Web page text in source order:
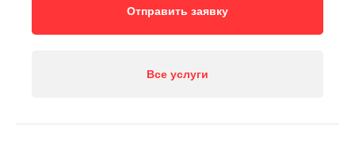
Отправить заявку
Все услуги